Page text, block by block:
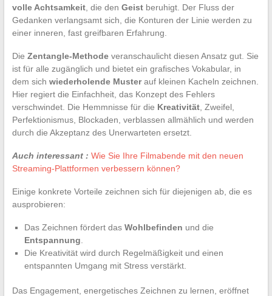
volle Achtsamkeit, die den Geistberuhigt. Der Fluss der
Gedanken verlangsamt sich, die Konturen der Linie werden zu
einer inneren, fast greifbaren Erfahrung.
Die Zentangle-Methodeveranschaulicht diesen Ansatz gut. Sie
ist für alle zugänglich und bietet ein grafisches Vokabular, in
dem sich wiederholende Musterauf kleinen Kacheln zeichnen.
Hier regiert die Einfachheit, das Konzept des Fehlers
verschwindet. Die Hemmnisse für die Kreativität, Zweifel,
Perfektionismus, Blockaden, verblassen allmählich und werden
durch die Akzeptanz des Unerwarteten ersetzt.
Auch interessant : Wie Sie Ihre Filmabende mit den neuen
Streaming-Plattformen verbessern können?
Einige konkrete Vorteile zeichnen sich für diejenigen ab, die es
ausprobieren:
Das Zeichnen fördert das Wohlbefinden und die
Entspannung
Die Kreativität wird durch Regelmäßigkeit und einen
entspannten Umgang mit Stress verstärkt.
Das Engagement, energetisches Zeichnen zu lernen, eröffnet